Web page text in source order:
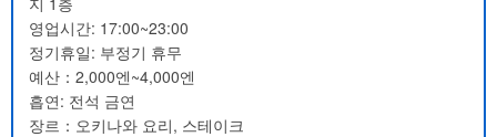
영업시간: 17:00~23:00
정기휴일: 부정기 휴무
예산：2,000엔~4,000엔
흡연: 전석 금연
장르：오키나와 요리, 스테이크